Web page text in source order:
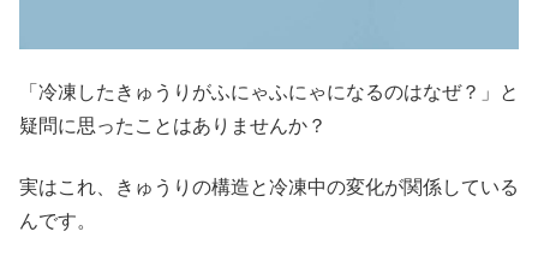
「冷凍したきゅうりがふにゃふにゃになるのはなぜ？」と
疑問に思ったことはありませんか？
実はこれ、きゅうりの構造と冷凍中の変化が関係している
んです。